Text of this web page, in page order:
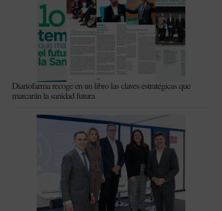
Diariofarma recoge en un libro las claves estratégicas que
marcarán la sanidad futura